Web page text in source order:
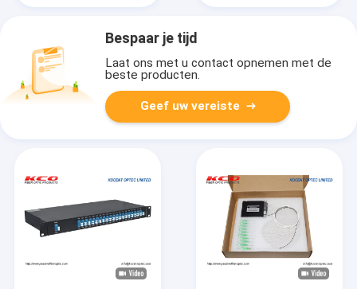
Bespaar je tijd
Laat ons met u contact opnemen met de
beste producten.
Geef uw vereiste